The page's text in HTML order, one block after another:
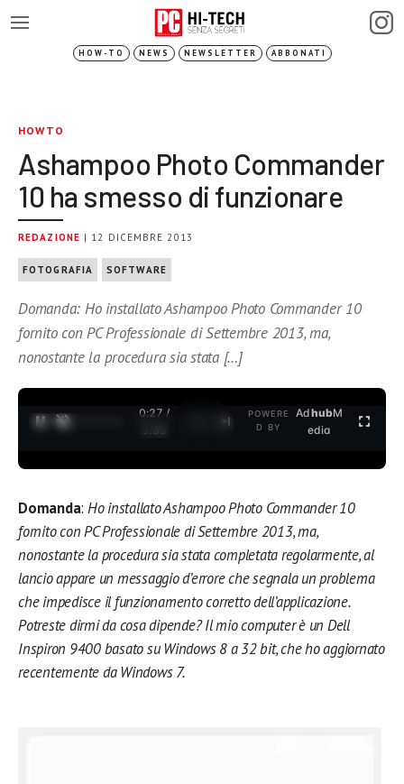
HOW-TO NEWS NEWSLETTER ABBONATI
HOWTO
Ashampoo Photo Commander
10 ha smesso di funzionare
REDAZIONE | 12 DICEMBRE 2013
FOTOGRAFIA SOFTWARE
Domanda: Ho installato Ashampoo Photo Commander 10
fornito con PC Professionale di Settembre 2013, ma,
nonostante la procedura sia stata […]
0:27 /
3:35
POWERE
D BY
AdhubM
edia
Domanda: Ho installato Ashampoo Photo Commander 10
fornito con PC Professionale di Settembre 2013, ma,
nonostante la procedura sia stata completata regolarmente, al
lancio appare un messaggio d’errore che segnala un problema
che impedisce il funzionamento corretto dell’applicazione.
Potreste dirmi da cosa dipende? Il mio computer è un Dell
Inspiron 9400 basato su Windows 8 a 32 bit, che ho aggiornato
recentemente da Windows 7.